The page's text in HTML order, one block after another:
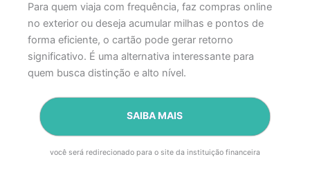
Para quem viaja com frequência, faz compras online
no exterior ou deseja acumular milhas e pontos de
forma eficiente, o cartão pode gerar retorno
significativo. É uma alternativa interessante para
quem busca distinção e alto nível.
SAIBA MAIS
você será redirecionado para o site da instituição financeira